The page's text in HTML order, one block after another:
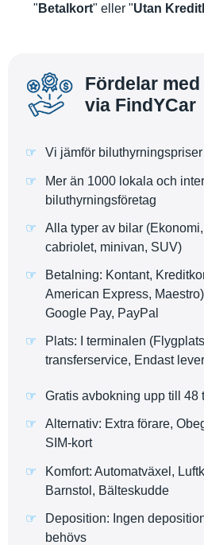
" Betalkort" eller "Utan
Fördelar
via FindYCar
Vi jämför
Mer än 1000 lokala och
biluthyrningsföretag
Alla typer av bilar
cabriolet, minivan, SUV)
Betalning: Kontant,
American Express,
Google Pay, PayPal
Plats: I terminalen
transferservice, Endast
Gratis avbokning upp till 48
Alternativ: Extra förare,
SIM-kort
Komfort: Automatväxel,
Barnstol, Bälteskudde
Deposition: Ingen
behövs